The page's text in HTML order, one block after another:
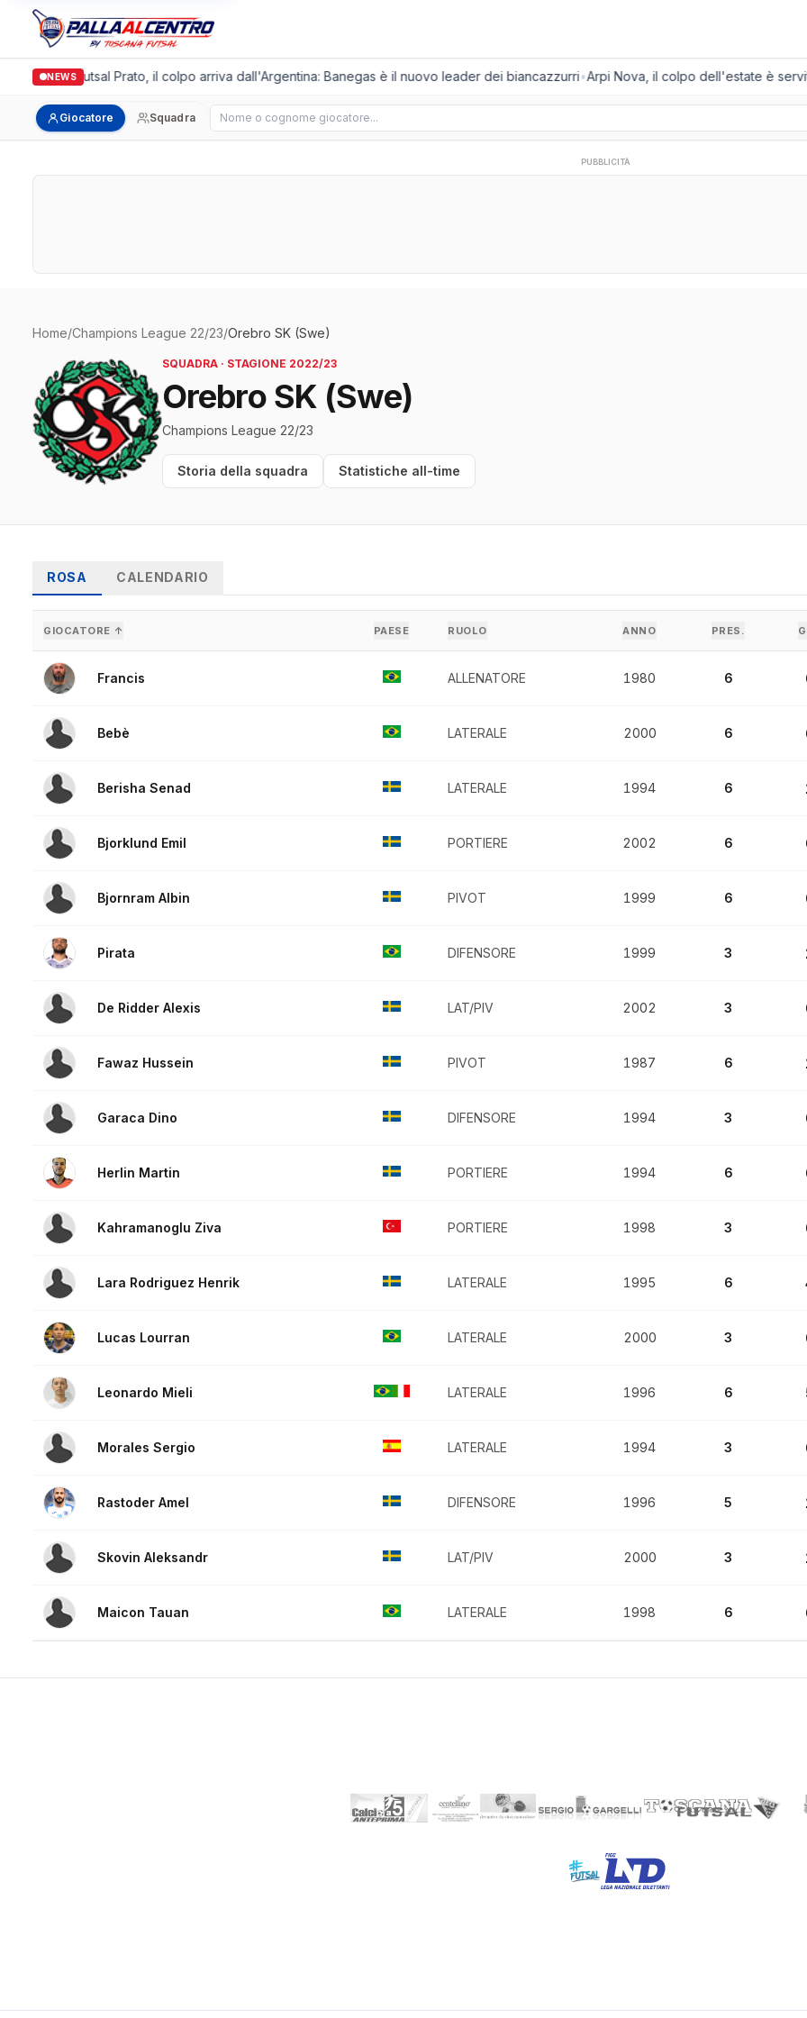
NEWS
Italgronda Futsal Prato, il colpo arriva dall'Argentina: Banegas è il nuovo leader dei biancazzurri•Arpi Nova, il colpo dell'estate è
Giocatore Squadra Cerca giocatore
PUBBLICITÀ
Home/Champions League 22/23/Orebro SK (Swe)
SQUADRA · STAGIONE 2022/23
Orebro SK (Swe)
Champions League 22/23
Storia della squadra Statistiche all-time
ROSA CALENDARIO
GIOCATORE ↑ PAESE RUOLO ANNO PRES.
Francis ALLENATORE 1980 6
Bebè LATERALE 2000 6
Berisha Senad LATERALE 1994 6
Bjorklund Emil PORTIERE 2002 6
Bjornram Albin PIVOT 1999 6
Pirata DIFENSORE 1999 3
De Ridder Alexis LAT/PIV 2002 3
Fawaz Hussein PIVOT 1987 6
Garaca Dino DIFENSORE 1994 3
Herlin Martin PORTIERE 1994 6
Kahramanoglu Ziva PORTIERE 1998 3
Lara Rodriguez Henrik LATERALE 1995 6
Lucas Lourran LATERALE 2000 3
Leonardo Mieli LATERALE 1996 6
Morales Sergio LATERALE 1994 3
Rastoder Amel DIFENSORE 1996 5
Skovin Aleksandr LAT/PIV 2000 3
Maicon Tauan LATERALE 1998 6